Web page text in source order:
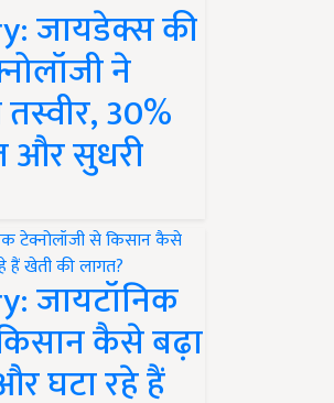
जायडेक्स की
ने
30%
और सुधरी
जायटॉनिक
कैसे बढ़ा
घटा रहे हैं